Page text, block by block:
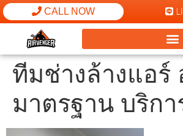
CALL NOW
ทีมช่างล้างแอ
มาตรฐาน บริกา